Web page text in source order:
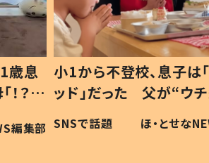
歳息
？」
編集部
小1から不登校、息子は
ッド」だった 父が“ウ
作り続ける理由とは #
#令和の子
SNSで話題 ほ・とせな